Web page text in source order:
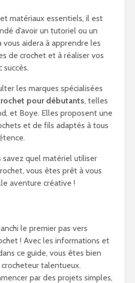
matériaux essentiels, il est
d’avoir un tutoriel ou un
vous aidera à apprendre les
de crochet et à réaliser vos
les marques spécialisées
pour débutants, telles
et Boye. Elles proposent une
et de fils adaptés à tous
quel matériel utiliser
vous êtes prêt à vous
aventure créative !
le premier pas vers
! Avec les informations et
ce guide, vous êtes bien
talentueux.
par des projets simples,